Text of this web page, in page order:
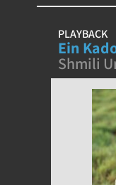
PLAYBACK
Ein
Shmili